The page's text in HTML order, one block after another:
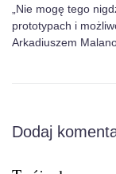
„Nie mogę tego
prototypach i
Arkadiuszem
Dodaj